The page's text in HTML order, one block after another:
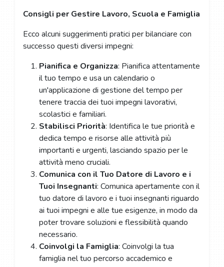
Consigli per Gestire Lavoro, Scuola e Famiglia
Ecco alcuni suggerimenti pratici per bilanciare con
successo questi diversi impegni:
Pianifica e Organizza: Pianifica attentamente
il tuo tempo e usa un calendario o
un'applicazione di gestione del tempo per
tenere traccia dei tuoi impegni lavorativi,
scolastici e familiari.
Stabilisci Priorità: Identifica le tue priorità e
dedica tempo e risorse alle attività più
importanti e urgenti, lasciando spazio per le
attività meno cruciali.
Comunica con il Tuo Datore di Lavoro e i
Tuoi Insegnanti: Comunica apertamente con il
tuo datore di lavoro e i tuoi insegnanti riguardo
ai tuoi impegni e alle tue esigenze, in modo da
poter trovare soluzioni e flessibilità quando
necessario.
Coinvolgi la Famiglia: Coinvolgi la tua
famiglia nel tuo percorso accademico e